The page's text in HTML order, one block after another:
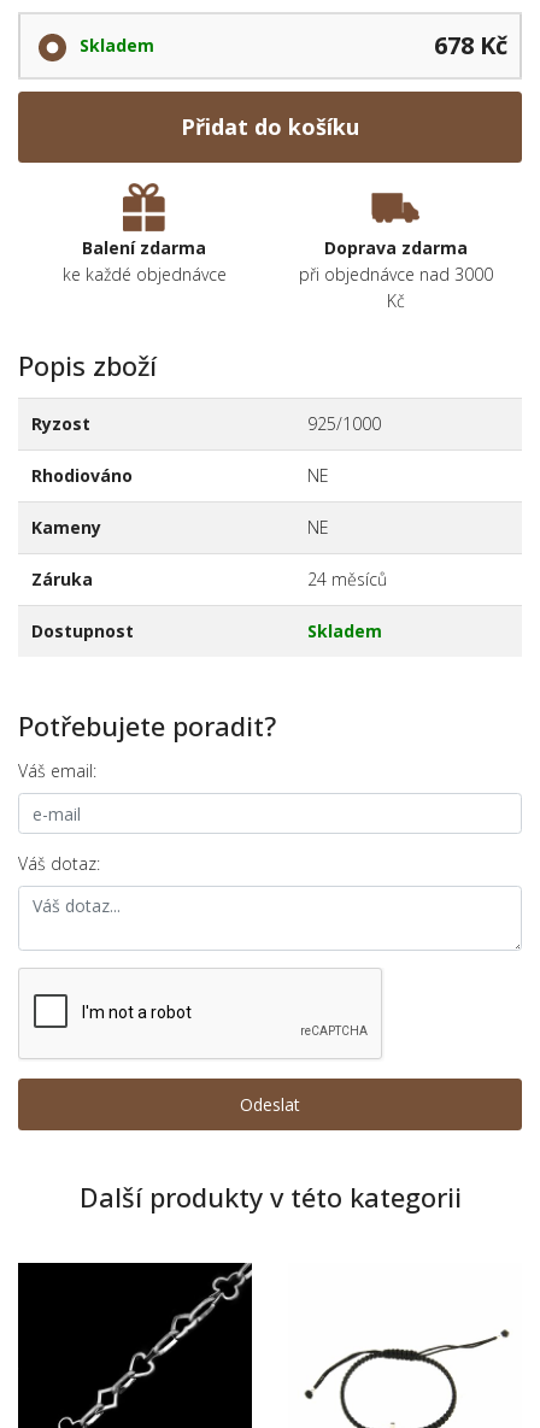
Skladem 678 Kč
Přidat do košíku
Balení zdarma
ke každé objednávce
Doprava zdarma
při objednávce nad 3000
Kč
Popis zboží
Ryzost 925/1000
Rhodiováno NE
Kameny NE
Záruka 24 měsíců
Dostupnost Skladem
Potřebujete poradit?
Váš email:
Váš dotaz:
Další produkty v této kategorii